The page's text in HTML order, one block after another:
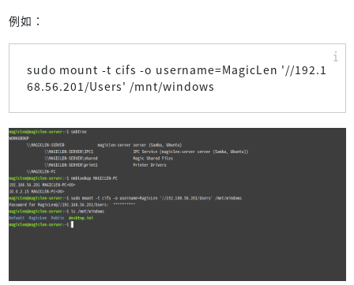
例如：
sudo mount -t cifs -o username=MagicLen '//192.1
68.56.201/Users' /mnt/windows